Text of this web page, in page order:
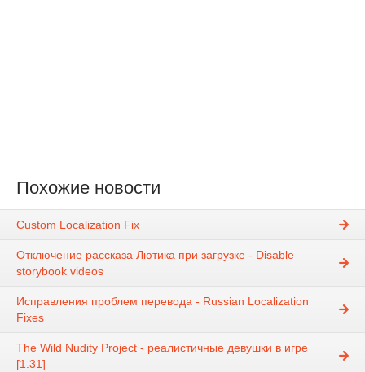
Похожие новости
Custom Localization Fix
Отключение рассказа Лютика при загрузке - Disable
storybook videos
Исправления проблем перевода - Russian Localization
Fixes
The Wild Nudity Project - реалистичные девушки в игре
[1.31]